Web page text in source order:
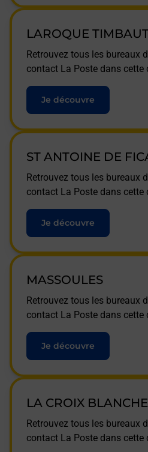
LAROQUE
Retrouvez tous les bureaux
contact La Poste dans cette
Je découvre
ST ANTOINE DE
Retrouvez tous les bureaux
contact La Poste dans cette
Je découvre
MASSOULES
Retrouvez tous les bureaux
contact La Poste dans cette
Je découvre
LA CROIX BLANCHE
Retrouvez tous les bureaux
contact La Poste dans cette